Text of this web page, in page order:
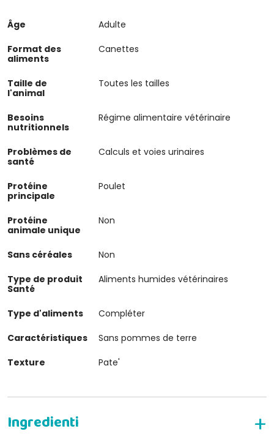
Âge
Adulte
Format des
aliments
Canettes
Taille de
l'animal
Toutes les tailles
Besoins
nutritionnels
Régime alimentaire vétérinaire
Problèmes de
santé
Calculs et voies urinaires
Protéine
principale
Poulet
Protéine
animale unique
Non
Sans céréales
Non
Type de produit
Santé
Aliments humides vétérinaires
Type d'aliments
Compléter
Caractéristiques
Sans pommes de terre
Texture
Pate'